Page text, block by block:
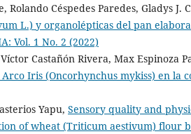
Rolando Céspedes Paredes, Gladys J.
L.) y organolépticas del pan
Vol. 1 No. 2 (2022)
Castañón Rivera, Max Espinoza
Iris (Oncorhynchus mykiss) en la
Yapu, Sensory quality and
of wheat (Triticum aestivum) flour